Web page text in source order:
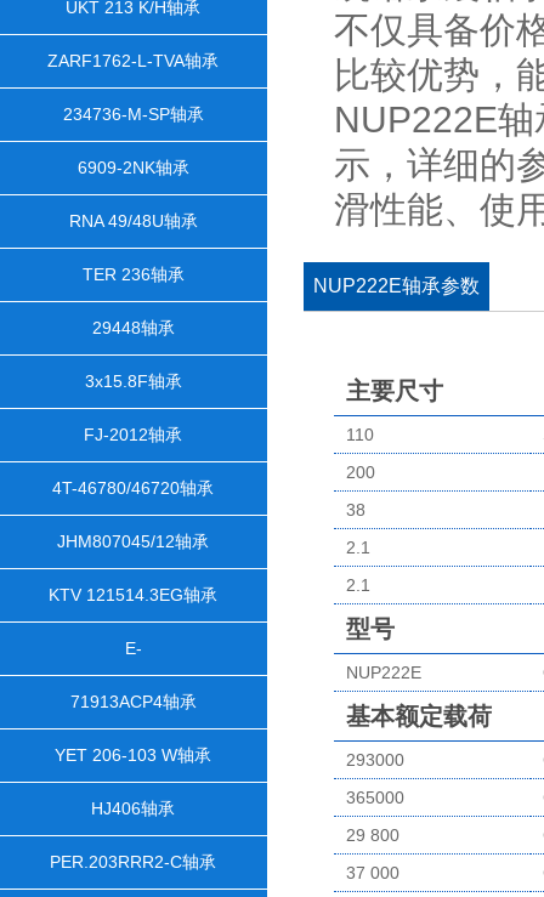
UKT 213 K/H轴承
ZARF1762-L-TVA轴承
234736-M-SP轴承
6909-2NK轴承
RNA 49/48U轴承
TER 236轴承
29448轴承
3x15.8F轴承
FJ-2012轴承
4T-46780/46720轴承
JHM807045/12轴承
KTV 121514.3EG轴承
E-
M262449D/M262410/M262410D
轴承
71913ACP4轴承
YET 206-103 W轴承
HJ406轴承
PER.203RRR2-C轴承
不仅具备价
比较优势，
NUP222E
示，详细的
滑性能、使
NUP222E轴承参数
主要尺寸
110
200
38
2.1
2.1
型号
NUP222E
基本额定载荷
293000
365000
29 800
37 000